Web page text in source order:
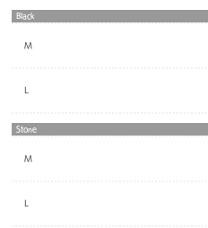
Black
M
Stone
M